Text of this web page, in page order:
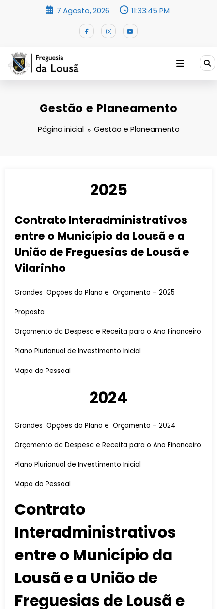
7 Agosto, 2026 11:33:46 PM
Gestão e Planeamento
Página inicial Gestão e Planeamento
2025
Contrato Interadministrativos
entre o Município da Lousã e a
União de Freguesias de Lousã e
Vilarinho
Grandes Opções do Plano e Orçamento – 2025
Proposta
Orçamento da Despesa e Receita para o Ano Financeiro
Plano Plurianual de Investimento Inicial
Mapa do Pessoal
2024
Grandes Opções do Plano e Orçamento – 2024
Orçamento da Despesa e Receita para o Ano Financeiro
Plano Plurianual de Investimento Inicial
Mapa do Pessoal
Contrato
Interadministrativos
entre o Município da
Lousã e a União de
Freguesias de Lousã e